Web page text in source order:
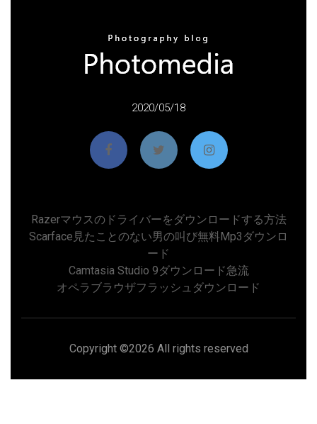
2020/05/18
Razerマウスのドライバーをダウンロードする方法
Scarface見たことのない男の叫び無料mp3ダウンロ
ード
Camtasia Studio 9ダウンロード急流
オペラブラウザフラッシュダウンロード
Copyright ©2026 All rights reserved